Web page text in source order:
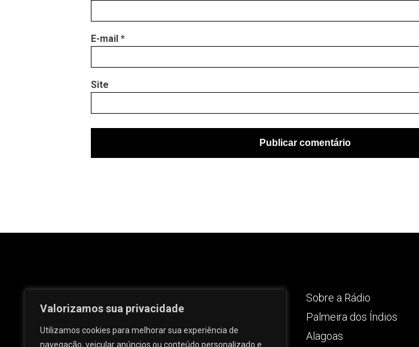
Valorizamos sua privacidade
Utilizamos cookies para melhorar sua experiência de
navegação, veicular anúncios ou conteúdo personalizado e
E-mail *
Site
Sobre a Rádio
Palmeira dos Índios
Alagoas